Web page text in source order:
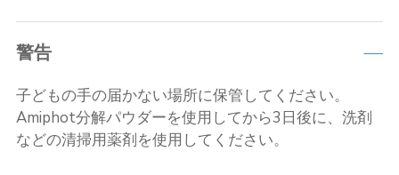
警告
子どもの手の届かない場所に保管してください。
Amiphot分解パウダーを使用してから3日後に、洗剤
などの清掃用薬剤を使用してください。